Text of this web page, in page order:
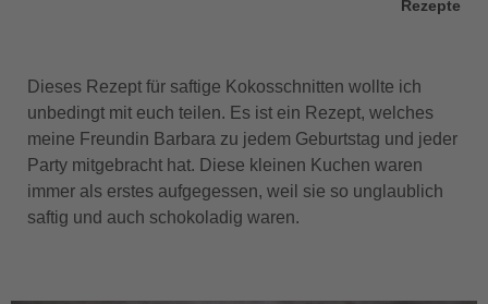
Rezepte
Dieses Rezept für saftige Kokosschnitten wollte ich
unbedingt mit euch teilen. Es ist ein Rezept, welches
meine Freundin Barbara zu jedem Geburtstag und jeder
Party mitgebracht hat. Diese kleinen Kuchen waren
immer als erstes aufgegessen, weil sie so unglaublich
saftig und auch schokoladig waren.